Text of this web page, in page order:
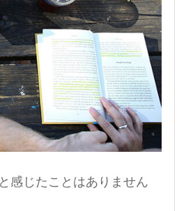
感じたことはありません